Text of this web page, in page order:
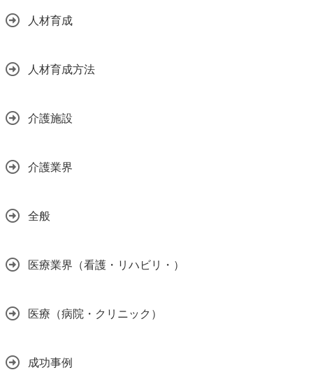
人材育成
人材育成方法
介護施設
介護業界
全般
医療業界（看護・リハビリ・）
医療（病院・クリニック）
成功事例